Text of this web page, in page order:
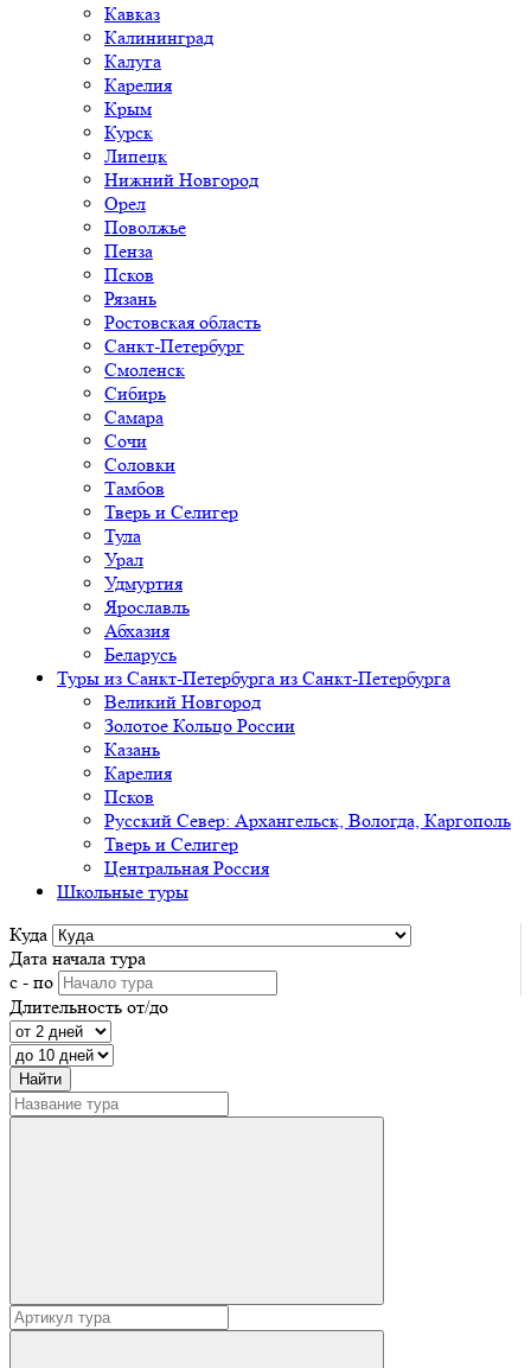
Кавказ
Калининград
Калуга
Карелия
Крым
Курск
Липецк
Нижний Новгород
Орел
Поволжье
Пенза
Псков
Рязань
Ростовская область
Санкт-Петербург
Смоленск
Сибирь
Самара
Сочи
Соловки
Тамбов
Тверь и Селигер
Тула
Урал
Удмуртия
Ярославль
Абхазия
Беларусь
Туры из Санкт-Петербурга из Санкт-Петербурга
Великий Новгород
Золотое Кольцо России
Казань
Карелия
Псков
Русский Север: Архангельск, Вологда, Каргополь
Тверь и Селигер
Центральная Россия
Школьные туры
Куда
Дата начала тура
с - по
Длительность от/до